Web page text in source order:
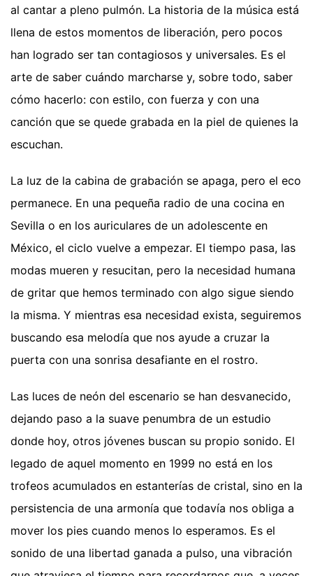
al cantar a pleno pulmón. La historia de la música está
llena de estos momentos de liberación, pero pocos
han logrado ser tan contagiosos y universales. Es el
arte de saber cuándo marcharse y, sobre todo, saber
cómo hacerlo: con estilo, con fuerza y con una
canción que se quede grabada en la piel de quienes la
escuchan.
La luz de la cabina de grabación se apaga, pero el eco
permanece. En una pequeña radio de una cocina en
Sevilla o en los auriculares de un adolescente en
México, el ciclo vuelve a empezar. El tiempo pasa, las
modas mueren y resucitan, pero la necesidad humana
de gritar que hemos terminado con algo sigue siendo
la misma. Y mientras esa necesidad exista, seguiremos
buscando esa melodía que nos ayude a cruzar la
puerta con una sonrisa desafiante en el rostro.
Las luces de neón del escenario se han desvanecido,
dejando paso a la suave penumbra de un estudio
donde hoy, otros jóvenes buscan su propio sonido. El
legado de aquel momento en 1999 no está en los
trofeos acumulados en estanterías de cristal, sino en la
persistencia de una armonía que todavía nos obliga a
mover los pies cuando menos lo esperamos. Es el
sonido de una libertad ganada a pulso, una vibración